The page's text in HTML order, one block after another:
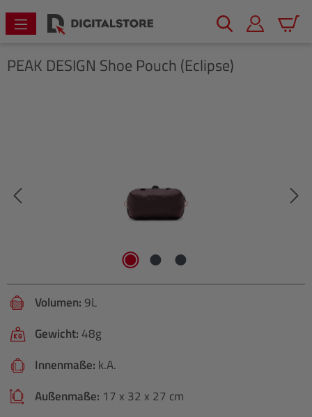
springen
PEAK DESIGN Shoe Pouch (Eclipse)
Volumen: 9L
Gewicht: 48g
Innenmaße: k.A.
Außenmaße: 17 x 32 x 27 cm